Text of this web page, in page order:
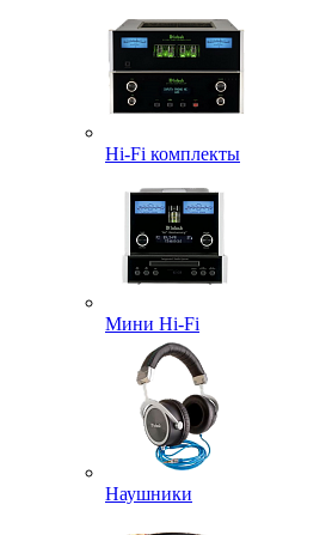
Hi-Fi комплекты
Мини Hi-Fi
Наушники